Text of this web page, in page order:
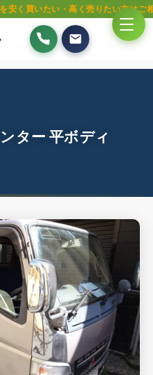
高く売りたい方はご相談ください
ター 平ボディ